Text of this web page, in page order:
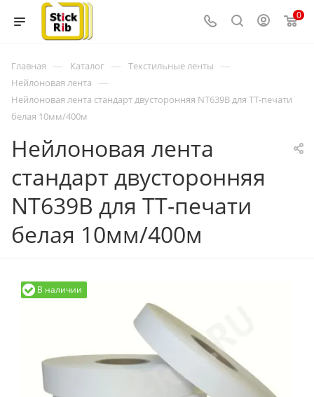
0
Главная — Каталог — Текстильные ленты —
Нейлоновая лента —
Нейлоновая лента стандарт двусторонняя NT639B для ТТ-печати
белая 10мм/400м
Нейлоновая лента
стандарт двусторонняя
NT639B для ТТ-печати
белая 10мм/400м
В наличии